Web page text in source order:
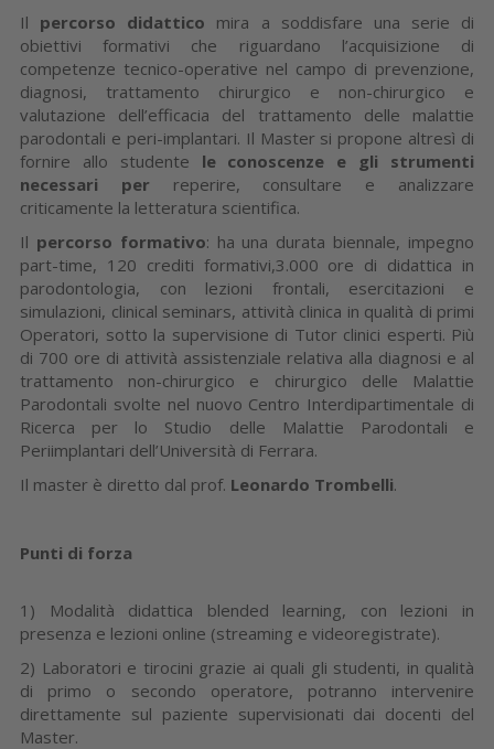
Il percorso didattico mira a soddisfare una serie di
obiettivi formativi che riguardano l’acquisizione di
competenze tecnico-operative nel campo di prevenzione,
diagnosi, trattamento chirurgico e non-chirurgico e
valutazione dell’efficacia del trattamento delle malattie
parodontali e peri-implantari. Il Master si propone altresì di
fornire allo studente le conoscenze e gli strumenti
necessari per reperire, consultare e analizzare
criticamente la letteratura scientifica.
Il percorso formativo: ha una durata biennale, impegno
part-time, 120 crediti formativi,3.000 ore di didattica in
parodontologia, con lezioni frontali, esercitazioni e
simulazioni, clinical seminars, attività clinica in qualità di primi
Operatori, sotto la supervisione di Tutor clinici esperti. Più
di 700 ore di attività assistenziale relativa alla diagnosi e al
trattamento non-chirurgico e chirurgico delle Malattie
Parodontali svolte nel nuovo Centro Interdipartimentale di
Ricerca per lo Studio delle Malattie Parodontali e
Periimplantari dell’Università di Ferrara.
Il master è diretto dal prof. Leonardo Trombelli.
Punti di forza
1) Modalità didattica blended learning, con lezioni in
presenza e lezioni online (streaming e videoregistrate).
2) Laboratori e tirocini grazie ai quali gli studenti, in qualità
di primo o secondo operatore, potranno intervenire
direttamente sul paziente supervisionati dai docenti del
Master.